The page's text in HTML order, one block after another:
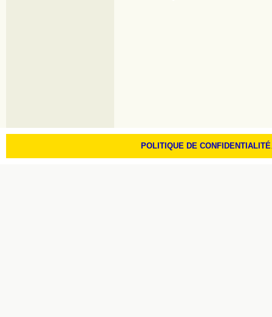
POLITIQUE DE CONFIDENTIALITÉ